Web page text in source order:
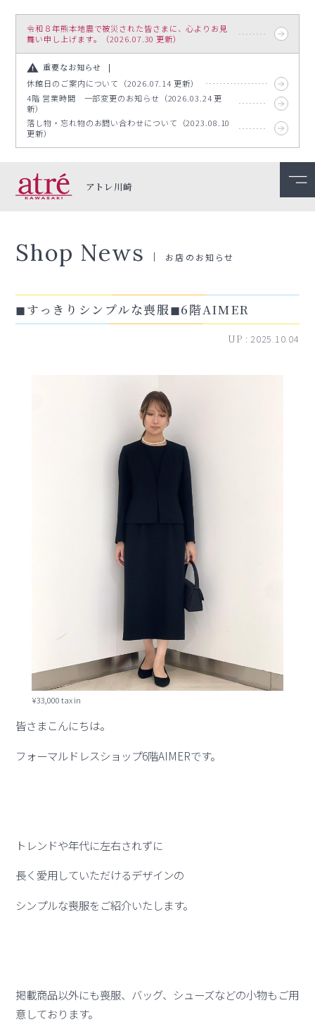
令和８年熊本地震で被災された皆さまに、心よりお見
舞い申し上げます。（2026.07.30 更新）
重要なお知らせ
休館日のご案内について（2026.07.14 更新）
4階 営業時間 一部変更のお知らせ（2026.03.24 更
新）
落し物・忘れ物のお問い合わせについて（2023.08.10
更新）
アトレ川崎
Shop News お店のお知らせ
◼︎すっきりシンプルな喪服◼︎6階AIMER
UP :2025.10.04
¥33,000 tax in
皆さまこんにちは。
フォーマルドレスショップ6階AIMERです。
トレンドや年代に左右されずに
長く愛用していただけるデザインの
シンプルな喪服をご紹介いたします。
掲載商品以外にも喪服、バッグ、シューズなどの小物もご用
意しております。